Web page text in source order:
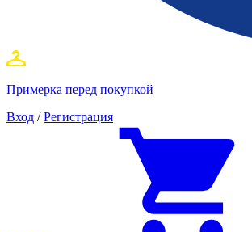
Примерка перед покупкой
Вход / Регистрация